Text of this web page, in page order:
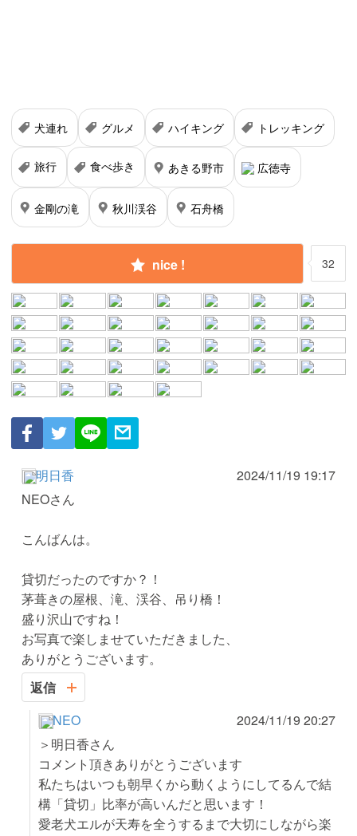
犬連れ グルメ ハイキング トレッキング
旅行 食べ歩き あきる野市 広徳寺
金剛の滝 秋川渓谷 石舟橋
nice ! 32
明日香
2024/11/19 19:17
NEOさん
こんばんは。
貸切だったのですか？！
茅葺きの屋根、滝、渓谷、吊り橋！
盛り沢山ですね！
お写真で楽しませていただきました、
ありがとうございます。
返信
NEO
2024/11/19 20:27
＞明日香さん
コメント頂きありがとうございます
私たちはいつも朝早くから動くようにしてるんで結
構「貸切」比率が高いんだと思います！
愛老犬エルが天寿を全うするまで大切にしながら楽